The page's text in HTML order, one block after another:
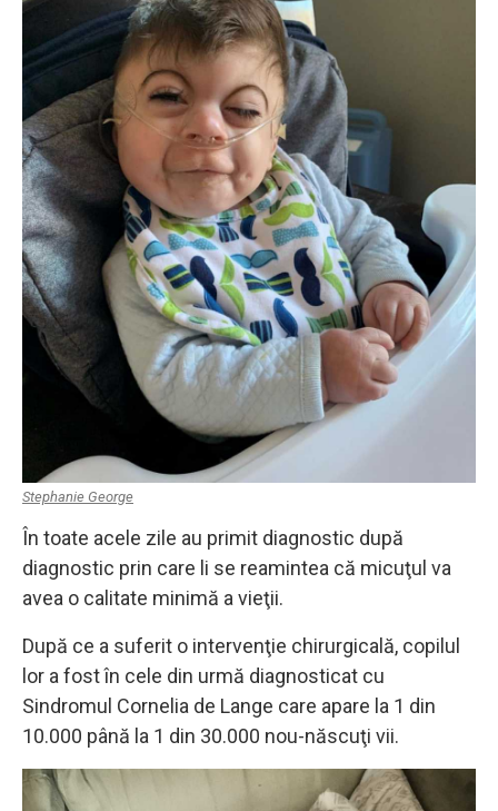
Stephanie George
În toate acele zile au primit diagnostic după
diagnostic prin care li se reamintea că micuţul va
avea o calitate minimă a vieţii.
După ce a suferit o intervenţie chirurgicală, copilul
lor a fost în cele din urmă diagnosticat cu
Sindromul Cornelia de Lange care apare la 1 din
10.000 până la 1 din 30.000 nou-născuţi vii.